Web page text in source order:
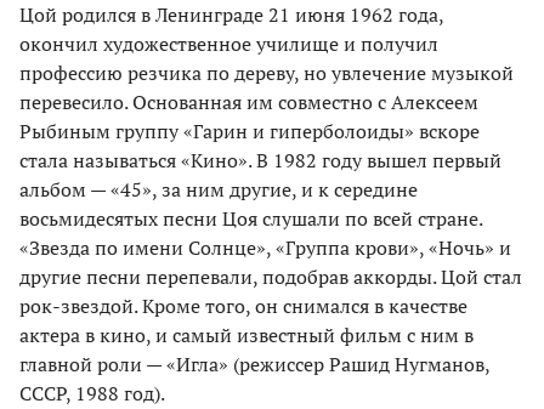
Цой родился в Ленинграде 21 июня 1962 года,
окончил художественное училище и получил
профессию резчика по дереву, но увлечение музыкой
перевесило. Основанная им совместно с Алексеем
Рыбиным группу «Гарин и гиперболоиды» вскоре
стала называться «Кино». В 1982 году вышел первый
альбом — «45», за ним другие, и к середине
восьмидесятых песни Цоя слушали по всей стране.
«Звезда по имени Солнце», «Группа крови», «Ночь» и
другие песни перепевали, подобрав аккорды. Цой стал
рок-звездой. Кроме того, он снимался в качестве
актера в кино, и самый известный фильм с ним в
главной роли — «Игла» (режиссер Рашид Нугманов,
СССР, 1988 год).